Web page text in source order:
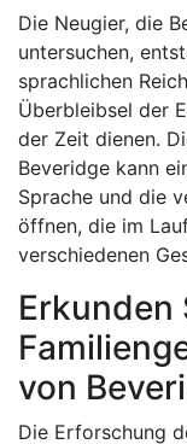
Die Neugier, die
untersuchen,
sprachlichen
Überbleibsel der
der Zeit dienen.
Beveridge kann
Sprache und die
öffnen, die im
verschiedenen
Erkunden
von
Die Erforschung